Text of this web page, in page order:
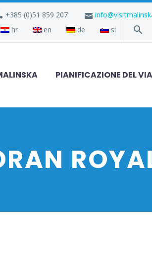
+385 (0)51 859 207
hr en de si
PIANIFICAZIONE DEL